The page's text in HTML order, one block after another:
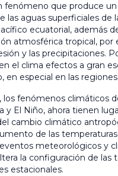
fenómeno que produce
las aguas superficiales de
ecuatorial, además
atmosférica tropical, por
y las precipitaciones.
el clima efectos a gran
en especial en las
los fenómenos climáticos
y El Niño, ahora tienen
cambio climático
de las
meteorológicos y
la configuración de las
estacionales.